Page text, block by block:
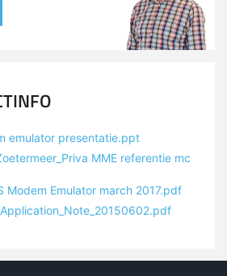
emulator presentatie.ppt
MME referentie mc
Modem Emulator march 2017.pdf